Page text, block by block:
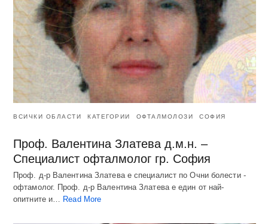
ВСИЧКИ ОБЛАСТИ КАТЕГОРИИ ОФТАЛМОЛОЗИ СОФИЯ
Проф. Валентина Златева д.м.н. –
Специалист офталмолог гр. София
Проф. д-р Валентина Златева е специалист по Очни болести -
офтамолог. Проф. д-р Валентина Златева е един от най-
опитните и… Read More